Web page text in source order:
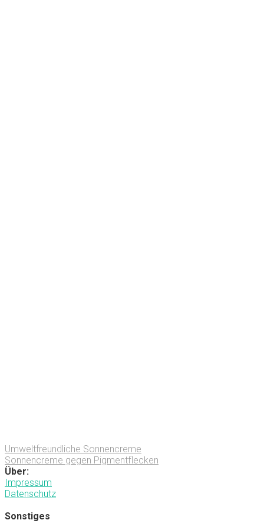
Umweltfreundliche Sonnencreme
Sonnencreme gegen Pigmentflecken
Über:
Impressum
Datenschutz
Sonstiges